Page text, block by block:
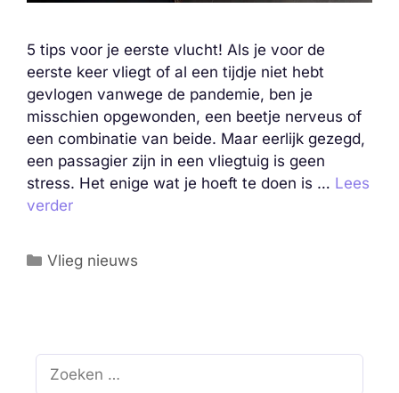
5 tips voor je eerste vlucht! Als je voor de
eerste keer vliegt of al een tijdje niet hebt
gevlogen vanwege de pandemie, ben je
misschien opgewonden, een beetje nerveus of
een combinatie van beide. Maar eerlijk gezegd,
een passagier zijn in een vliegtuig is geen
stress. Het enige wat je hoeft te doen is … Lees
verder
Categorieën
Vlieg nieuws
Zoek